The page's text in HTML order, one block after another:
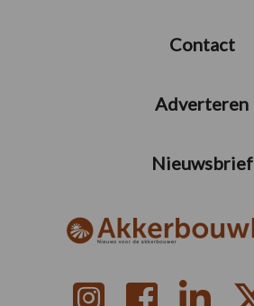
Contact
Adverteren
Nieuwsbrief